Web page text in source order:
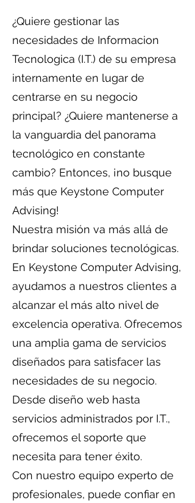
¿Quiere gestionar las
necesidades de Informacion
Tecnologica (I.T.) de su empresa
internamente en lugar de
centrarse en su negocio
principal? ¿Quiere mantenerse a
la vanguardia del panorama
tecnológico en constante
cambio? Entonces, ¡no busque
más que Keystone Computer
Advising!
Nuestra misión va más allá de
brindar soluciones tecnológicas.
En Keystone Computer Advising,
ayudamos a nuestros clientes a
alcanzar el más alto nivel de
excelencia operativa. Ofrecemos
una amplia gama de servicios
diseñados para satisfacer las
necesidades de su negocio.
Desde diseño web hasta
servicios administrados por I.T.,
ofrecemos el soporte que
necesita para tener éxito.
Con nuestro equipo experto de
profesionales, puede confiar en